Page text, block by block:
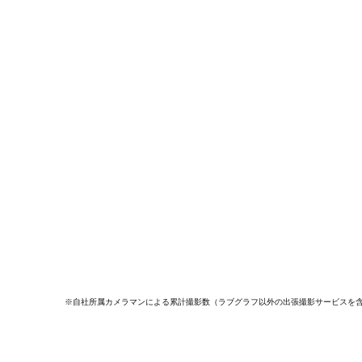
※自社所属カメラマンによる累計撮影数（ラブグラフ以外の出張撮影サービスを